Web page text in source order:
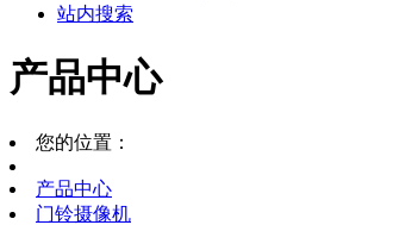
站内搜索
产品中心
您的位置：
产品中心
门铃摄像机